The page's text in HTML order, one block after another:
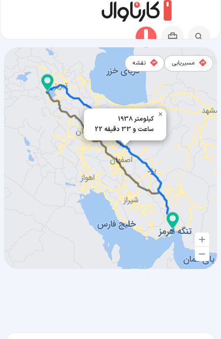
1938 کیلومتر
22 ساعت و 33 دقیقه
×
مسیریابی نقشه
مسیر بندرعباس به ارومیه